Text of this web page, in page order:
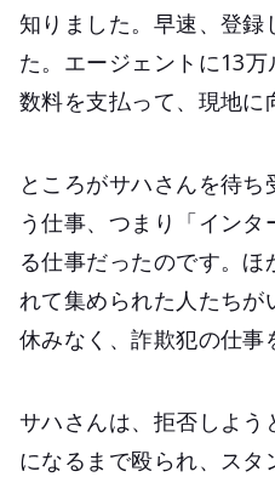
知りました。早速、登録
た。エージェントに13
数料を支払って、現地に
ところがサハさんを待
う仕事、つまり「イン
る仕事だったのです。ほ
れて集められた人たち
休みなく、詐欺犯の仕事
サハさんは、拒否しよう
になるまで殴られ、スタ